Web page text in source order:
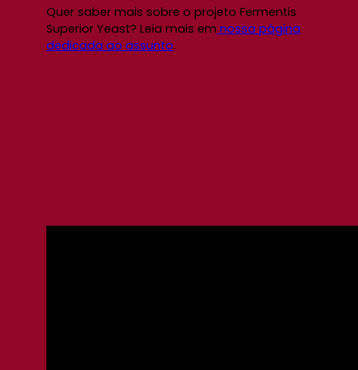
Quer saber mais sobre o projeto Fermentis
Superior Yeast? Leia mais em nossa página
dedicada ao assunto.